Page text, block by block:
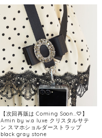
【次回再販は Coming Soon…♡】
Amin by w.a luxe クリスタルサテ
ン スマホショルダーストラップ
black gray stone